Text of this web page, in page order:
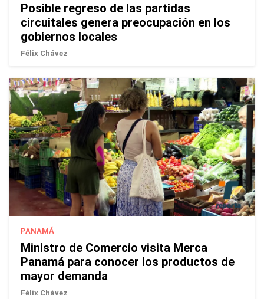
Posible regreso de las partidas
circuitales genera preocupación en los
gobiernos locales
Félix Chávez
PANAMÁ
Ministro de Comercio visita Merca
Panamá para conocer los productos de
mayor demanda
Félix Chávez